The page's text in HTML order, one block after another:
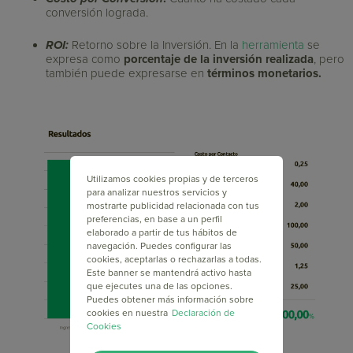
conversión lograda.
ROI: Retorno sobre la Inversión. En la herramienta se
expresa como porcentaje de la inversión realizada, pero
también puede expresarse en términos monetarios.
Utilizamos cookies propias y de terceros
para analizar nuestros servicios y
mostrarte publicidad relacionada con tus
preferencias, en base a un perfil
elaborado a partir de tus hábitos de
navegación. Puedes configurar las
cookies, aceptarlas o rechazarlas a todas.
Este banner se mantendrá activo hasta
que ejecutes una de las opciones.
Puedes obtener más información sobre
cookies en nuestra Declaración de
Cookies